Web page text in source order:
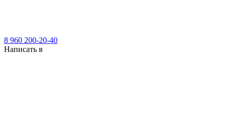
8 960 200-20-40
Написать в